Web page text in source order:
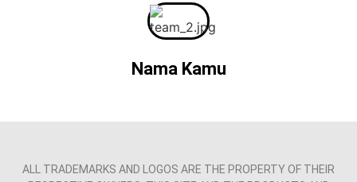
Nama Kamu
ALL TRADEMARKS AND LOGOS ARE THE PROPERTY OF THEIR